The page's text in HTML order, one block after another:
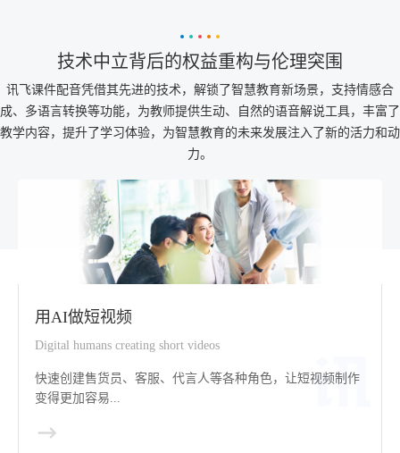
技术中立背后的权益重构与伦理突围
讯飞课件配音凭借其先进的技术，解锁了智慧教育新场景，支持情感合
成、多语言转换等功能，为教师提供生动、自然的语音解说工具，丰富了
教学内容，提升了学习体验，为智慧教育的未来发展注入了新的活力和动
力。
用AI做短视频
Digital humans creating short videos
快速创建售货员、客服、代言人等各种角色，让短视频制作
变得更加容易...